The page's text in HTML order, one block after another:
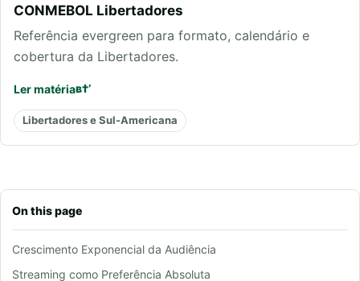
On this page
Crescimento Exponencial da Audiência
Streaming como Preferência Absoluta
CONMEBOL Libertadores
Referência evergreen para formato, calendário e
cobertura da Libertadores.
Ler matéria
Libertadores e Sul-Americana